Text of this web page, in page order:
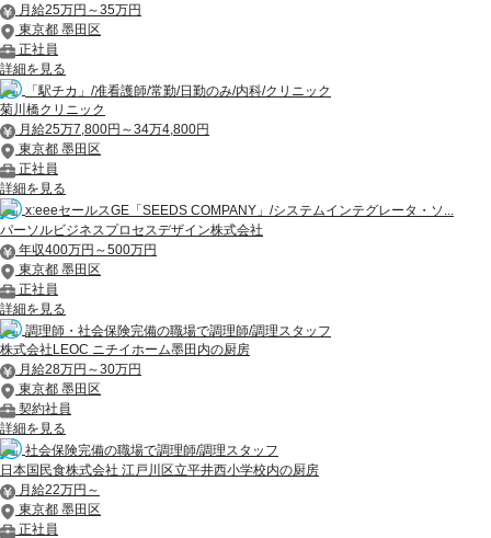
月給25万円～35万円
東京都 墨田区
正社員
詳細を見る
「駅チカ」/准看護師/常勤/日勤のみ/内科/クリニック
菊川橋クリニック
月給25万7,800円～34万4,800円
東京都 墨田区
正社員
詳細を見る
x:eeeセールスGE「SEEDS COMPANY」/システムインテグレータ・ソ...
パーソルビジネスプロセスデザイン株式会社
年収400万円～500万円
東京都 墨田区
正社員
詳細を見る
調理師・社会保険完備の職場で調理師/調理スタッフ
株式会社LEOC ニチイホーム墨田内の厨房
月給28万円～30万円
東京都 墨田区
契約社員
詳細を見る
社会保険完備の職場で調理師/調理スタッフ
日本国民食株式会社 江戸川区立平井西小学校内の厨房
月給22万円～
東京都 墨田区
正社員